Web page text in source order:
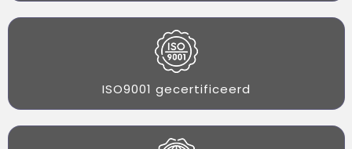
ISO9001 gecertificeerd